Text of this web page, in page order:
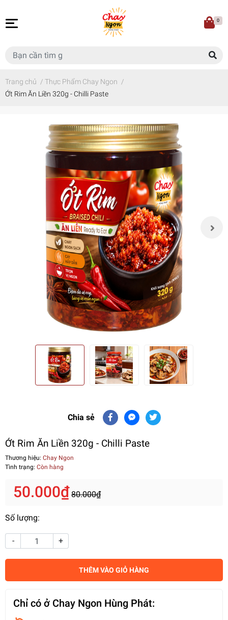
0
Trang chủ / Thực Phẩm Chay Ngon /
Ớt Rim Ăn Liền 320g - Chilli Paste
Chia sẻ
Ớt Rim Ăn Liền 320g - Chilli Paste
Thương hiệu: Chay Ngon
Tình trạng: Còn hàng
50.000₫ 80.000₫
Số lượng:
- +
THÊM VÀO GIỎ HÀNG
Chỉ có ở Chay Ngon Hùng Phát: